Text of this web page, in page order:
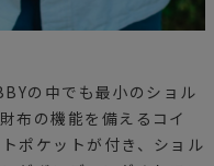
の中でも最小のショル
布の機能を備えるコイ
ポケットが付き、ショル